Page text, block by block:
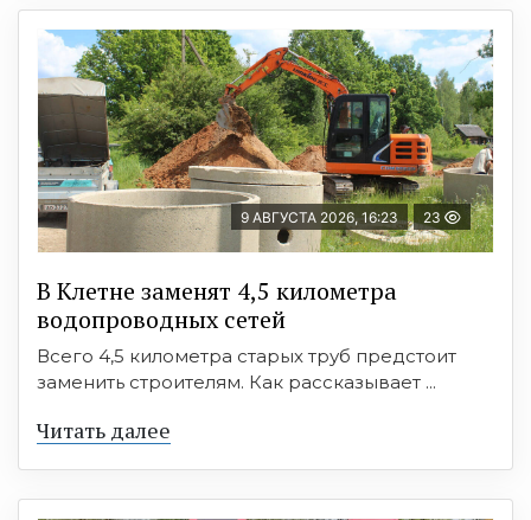
9 АВГУСТА 2026, 16:23 23
В Клетне заменят 4,5 километра
водопроводных сетей
Всего 4,5 километра старых труб предстоит
заменить строителям. Как рассказывает ...
Читать далее